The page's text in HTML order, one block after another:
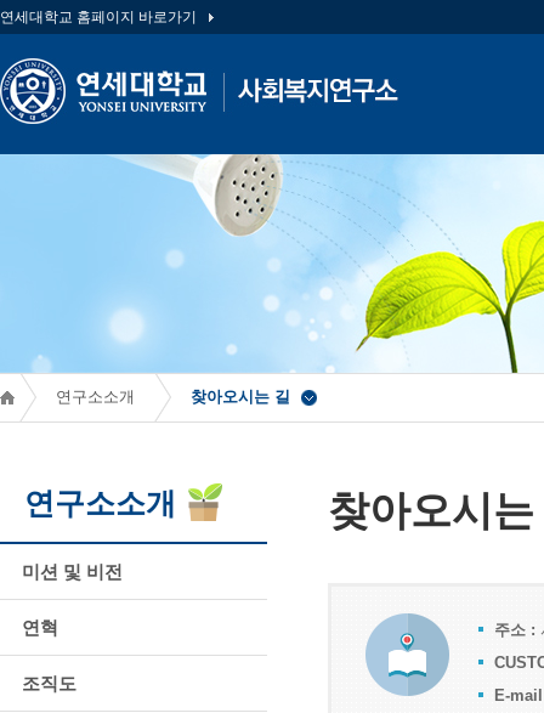
연세대학교 홈페이지 바로가기
연구소소개 찾아오시는 길
연구소소개
미션 및 비전
연혁
조직도
찾아오시는
주소 :
E-